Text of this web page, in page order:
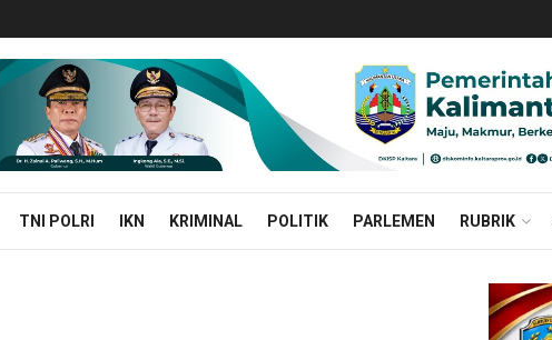
TNI POLRI IKN KRIMINAL POLITIK PARLEMEN RUBRIK